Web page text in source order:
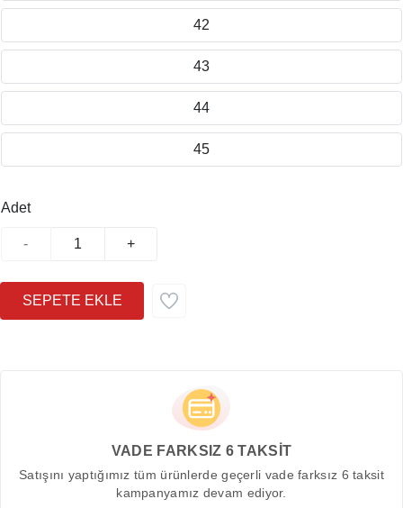
42
43
44
45
Adet
- +
VADE FARKSIZ 6 TAKSİT
Satışını yaptığımız tüm ürünlerde geçerli vade farksız 6 taksit
kampanyamız devam ediyor.